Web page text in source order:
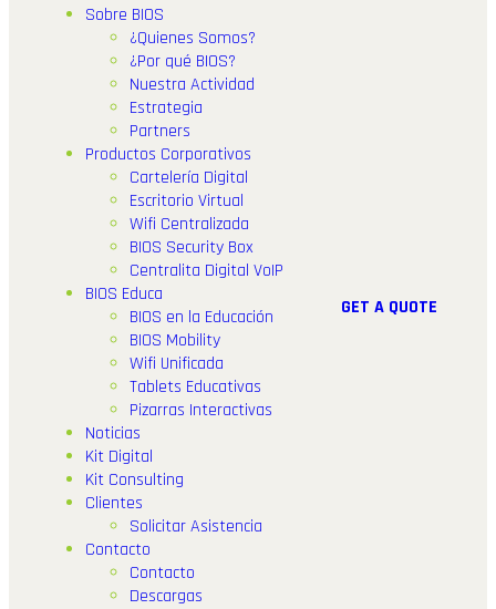
Sobre BIOS
¿Quienes Somos?
¿Por qué BIOS?
Nuestra Actividad
Estrategia
Partners
Productos Corporativos
Cartelería Digital
Escritorio Virtual
Wifi Centralizada
BIOS Security Box
Centralita Digital VoIP
BIOS Educa
BIOS en la Educación
BIOS Mobility
Wifi Unificada
Tablets Educativas
Pizarras Interactivas
Noticias
Kit Digital
Kit Consulting
Clientes
Solicitar Asistencia
Contacto
Contacto
Descargas
GET A QUOTE